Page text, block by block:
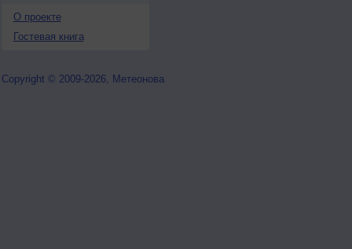
О проекте
Гостевая книга
Copyright © 2009-2026, Метеонова